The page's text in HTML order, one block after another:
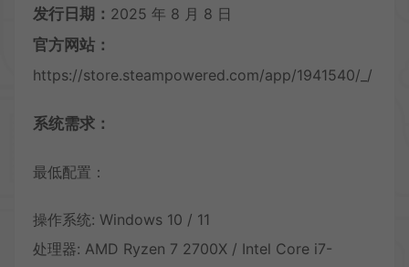
发行日期： 2025 年 8 月 8 日
官方网站：
https://store.steampowered.com/app/1941540/_/
系统需求：
最低配置：
操作系统: Windows 10 / 11
处理器: AMD Ryzen 7 2700X / Intel Core i7-